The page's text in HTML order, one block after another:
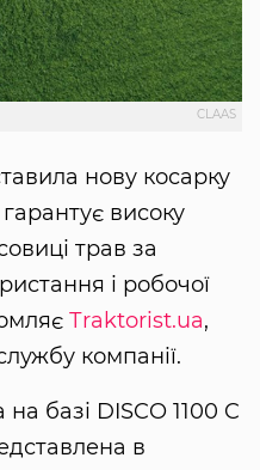
CLAAS
нову косарку
високу
трав за
і робочої
Тraktorist.ua,
компанії.
базі DISCO 1100 C
​​в